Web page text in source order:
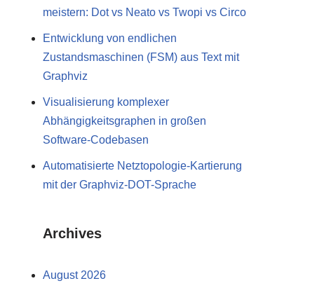
meistern: Dot vs Neato vs Twopi vs Circo
Entwicklung von endlichen
Zustandsmaschinen (FSM) aus Text mit
Graphviz
Visualisierung komplexer
Abhängigkeitsgraphen in großen
Software-Codebasen
Automatisierte Netztopologie-Kartierung
mit der Graphviz-DOT-Sprache
Archives
August 2026